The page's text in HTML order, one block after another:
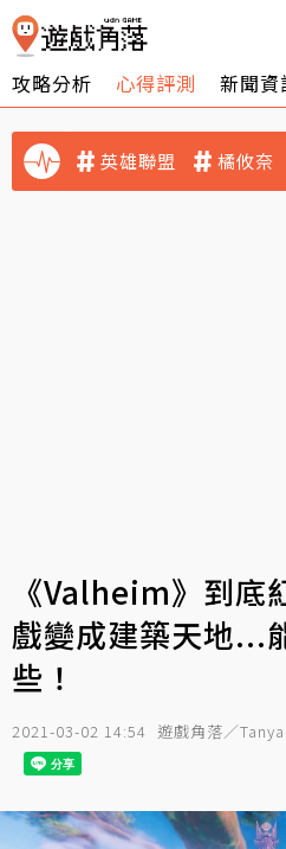
攻略分析 心得評測 新聞資
英雄聯盟 橘攸奈
《Valheim》到底
戲變成建築天地...
些！
2021-03-02 14:54 遊戲角落／